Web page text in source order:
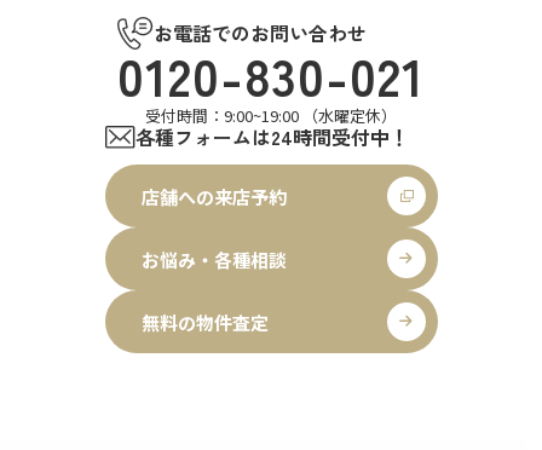
お電話でのお問い合わせ
0120-830-021
受付時間：9:00~19:00 （水曜定休）
各種フォームは24時間受付中！
店舗への来店予約
お悩み・各種相談
無料の物件査定